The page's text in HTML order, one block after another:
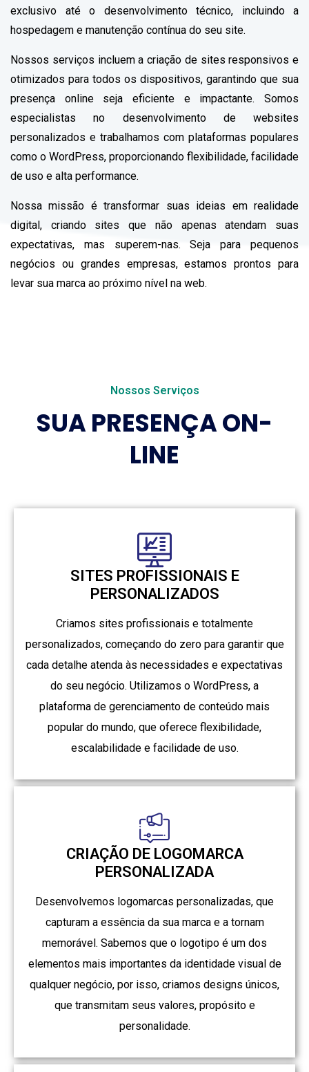
exclusivo até o desenvolvimento técnico, incluindo a
hospedagem e manutenção contínua do seu site.
Nossos serviços incluem a criação de sites responsivos e
otimizados para todos os dispositivos, garantindo que sua
presença online seja eficiente e impactante. Somos
especialistas no desenvolvimento de websites
personalizados e trabalhamos com plataformas populares
como o WordPress, proporcionando flexibilidade, facilidade
de uso e alta performance.
Nossa missão é transformar suas ideias em realidade
digital, criando sites que não apenas atendam suas
expectativas, mas superem-nas. Seja para pequenos
negócios ou grandes empresas, estamos prontos para
levar sua marca ao próximo nível na web.
Nossos Serviços
SUA PRESENÇA ON-
LINE
SITES PROFISSIONAIS E
PERSONALIZADOS
Criamos sites profissionais e totalmente
personalizados, começando do zero para garantir que
cada detalhe atenda às necessidades e expectativas
do seu negócio. Utilizamos o WordPress, a
plataforma de gerenciamento de conteúdo mais
popular do mundo, que oferece flexibilidade,
escalabilidade e facilidade de uso.
CRIAÇÃO DE LOGOMARCA
PERSONALIZADA
Desenvolvemos logomarcas personalizadas, que
capturam a essência da sua marca e a tornam
memorável. Sabemos que o logotipo é um dos
elementos mais importantes da identidade visual de
qualquer negócio, por isso, criamos designs únicos,
que transmitam seus valores, propósito e
personalidade.